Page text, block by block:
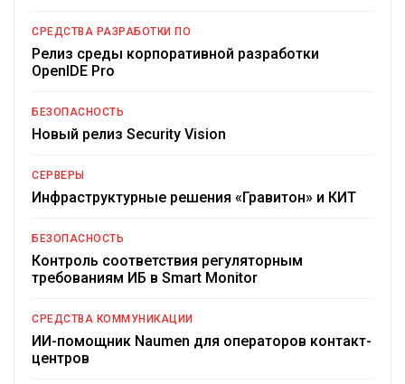
СРЕДСТВА РАЗРАБОТКИ ПО
Релиз среды корпоративной разработки
OpenIDE Pro
БЕЗОПАСНОСТЬ
Новый релиз Security Vision
СЕРВЕРЫ
Инфраструктурные решения «Гравитон» и КИТ
БЕЗОПАСНОСТЬ
Контроль соответствия регуляторным
требованиям ИБ в Smart Monitor
СРЕДСТВА КОММУНИКАЦИИ
ИИ-помощник Naumen для операторов контакт-
центров